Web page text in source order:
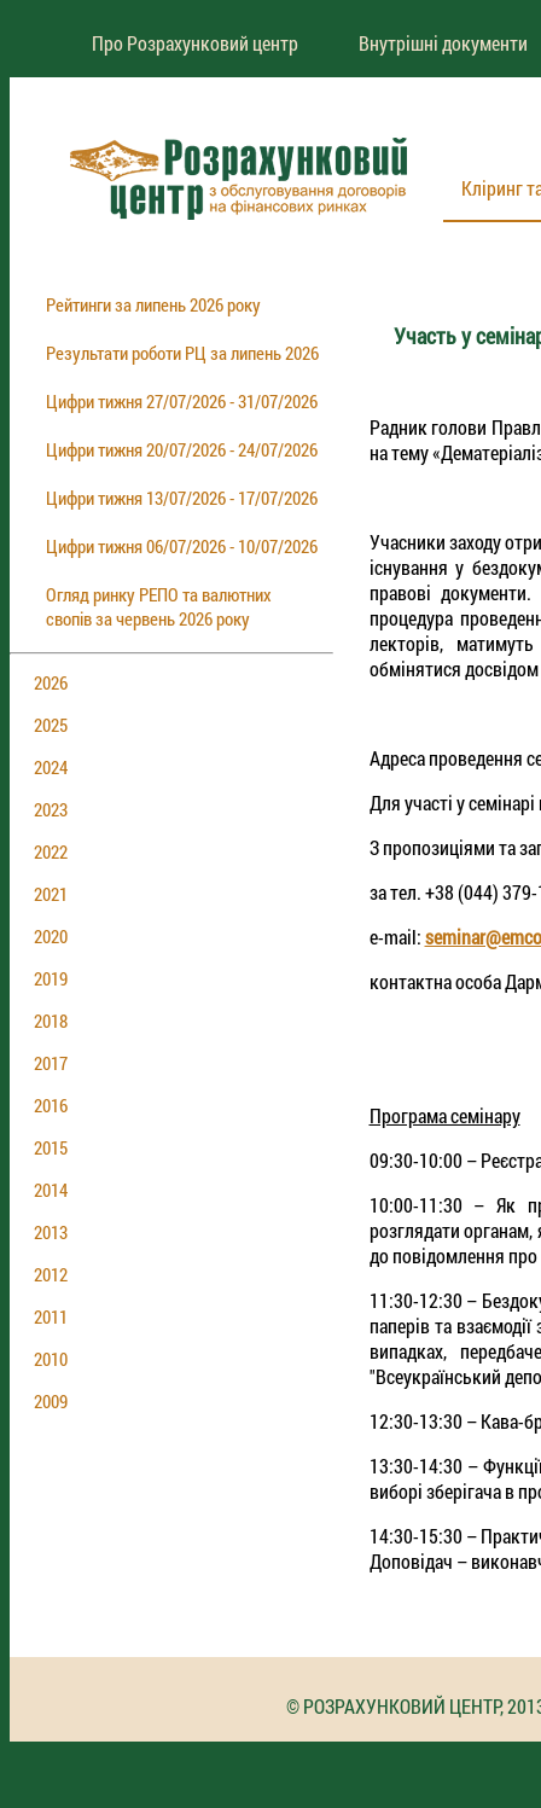
Про Розрахунковий центр Внутрішні документи
Кліринг
Рейтинги за липень 2026 року
Результати роботи РЦ за липень 2026
Цифри тижня 27/07/2026 - 31/07/2026
Цифри тижня 20/07/2026 - 24/07/2026
Цифри тижня 13/07/2026 - 17/07/2026
Цифри тижня 06/07/2026 - 10/07/2026
Огляд ринку РЕПО та валютних
свопів за червень 2026 року
2026
2025
2024
2023
2022
2021
2020
2019
2018
2017
2016
2015
2014
2013
2012
2011
2010
2009
Участь у
Радник голови
на тему
Учасники заходу
існування у
правові
процедура
лекторів,
обмінятися
Адреса проведення
Для участі у
З пропозиціями та
за тел. +38 (044)
e-mail:
контактна особа
Програма семінару
09:30-10:00 –
10:00-11:30 – Як
розглядати
до повідомлення
11:30-12:30 –
паперів та
випадках,
"Всеукраїнський
12:30-13:30 – Кава-
13:30-14:30 –
виборі зберігача в
14:30-15:30 –
Доповідач –
© РОЗРАХУНКОВИЙ ЦЕНТР,